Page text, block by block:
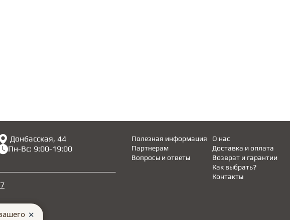
Донбасская, 44
Пн-Вс: 9:00-19:00
Полезная информация
Партнерам
Вопросы и ответы
Доставка и оплата
Возврат и гарантии
Как выбрать?
О нас
Контакты
✕